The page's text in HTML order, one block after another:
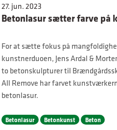
27. jun. 2023
Betonlasur sætter farve på
For at sætte fokus på
kunstnerduoen, Jens Ardal &
to betonskulpturer til
All Remove har farvet
betonlasur.
Betonlasur Betonkunst Beton